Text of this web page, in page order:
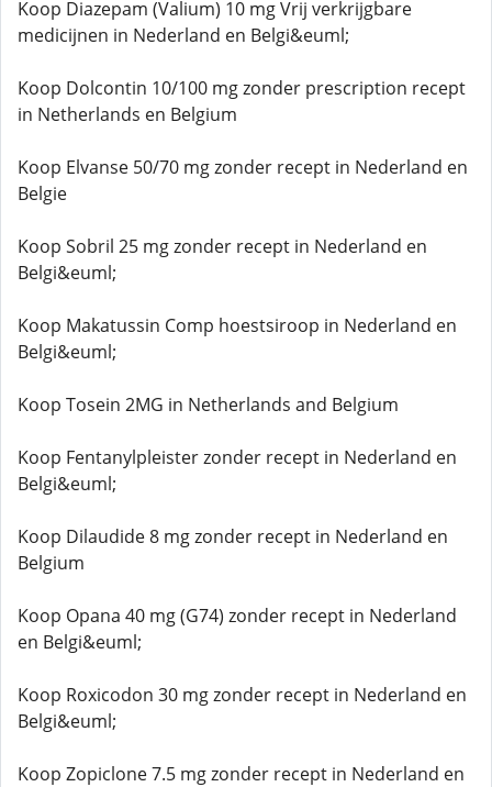
Koop Diazepam (Valium) 10 mg Vrij verkrijgbare
medicijnen in Nederland en Belgi&euml;
Koop Dolcontin 10/100 mg zonder prescription recept
in Netherlands en Belgium
Koop Elvanse 50/70 mg zonder recept in Nederland en
Belgie
Koop Sobril 25 mg zonder recept in Nederland en
Belgi&euml;
Koop Makatussin Comp hoestsiroop in Nederland en
Belgi&euml;
Koop Tosein 2MG in Netherlands and Belgium
Koop Fentanylpleister zonder recept in Nederland en
Belgi&euml;
Koop Dilaudide 8 mg zonder recept in Nederland en
Belgium
Koop Opana 40 mg (G74) zonder recept in Nederland
en Belgi&euml;
Koop Roxicodon 30 mg zonder recept in Nederland en
Belgi&euml;
Koop Zopiclone 7.5 mg zonder recept in Nederland en